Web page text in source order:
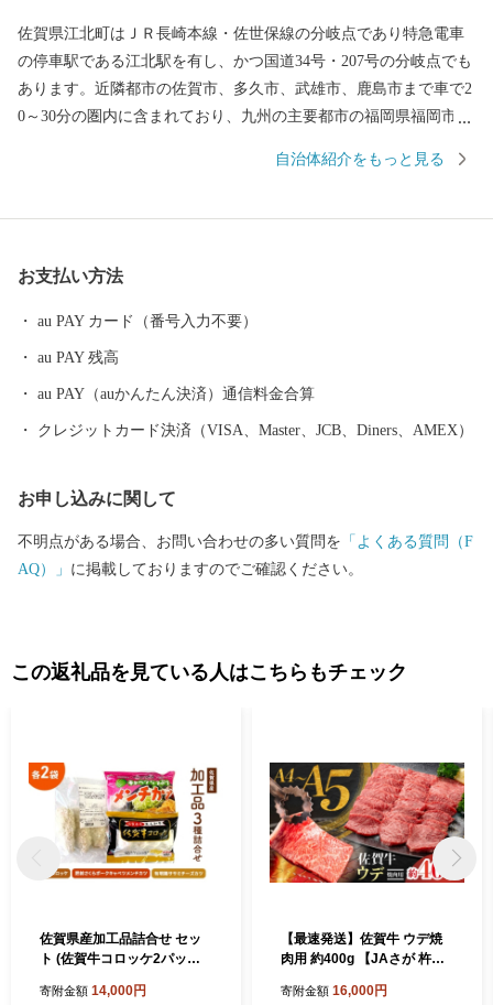
佐賀県江北町はＪＲ長崎本線・佐世保線の分岐点であり特急電車
の停車駅である江北駅を有し、かつ国道34号・207号の分岐点でも
あります。近隣都市の佐賀市、多久市、武雄市、鹿島市まで車で2
0～30分の圏内に含まれており、九州の主要都市の福岡県福岡市・
の通勤・通学に大変利便性の高い町として知られています。 ま
る子どもたちに残すとともに生まれ育った故郷を誇れるまちとす
るため、子や孫が誇れる郷土 江北を進めていきます。
自治体紹介をもっと見る
お支払い方法
au PAY カード（番号入力不要）
au PAY 残高
au PAY（auかんたん決済）通信料金合算
クレジットカード決済（VISA、Master、JCB、Diners、AMEX）
お申し込みに関して
不明点がある場合、お問い合わせの多い質問を 「よくある質問（F
AQ）」 に掲載しておりますのでご確認ください。
この返礼品を見ている人はこちらもチェック
佐賀県産加工品詰合せ セッ
ト (佐賀牛コロッケ2パッ
ツメンチカツ2パック、有明
寄附金額 14,000円
【最速発送】佐賀牛 ウデ焼
肉用 約400g 【JAさが 杵島
寄附金額 16,000円